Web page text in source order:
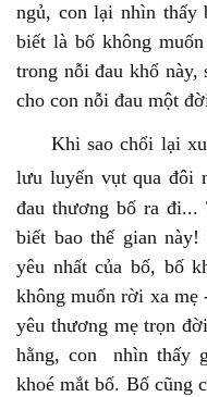
ngủ, con lại nhìn thấy
biết là bố không
trong nỗi đau khổ này,
cho con nỗi đau một
Khi sao chổi lại
lưu luyến vụt qua đôi
đau thương bố ra
biết bao thế gian
yêu nhất của bố, bố
không muốn rời xa mẹ
yêu thương mẹ trọn
hằng, con nhìn thấy
khoé mắt bố. Bố cũng